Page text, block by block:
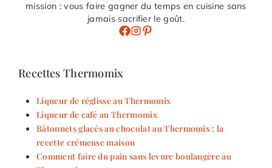
mission : vous faire gagner du temps en cuisine sans
jamais sacrifier le goût.
Recettes Thermomix
Liqueur de réglisse au Thermomix
Liqueur de café au Thermomix
Bâtonnets glacés au chocolat au Thermomix : la
recette crémeuse maison
Comment faire du pain sans levure boulangère au